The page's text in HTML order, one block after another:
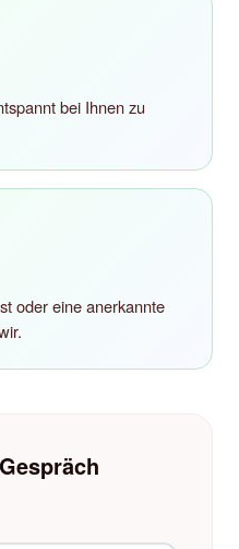
bei Ihnen zu
oder eine anerkannte